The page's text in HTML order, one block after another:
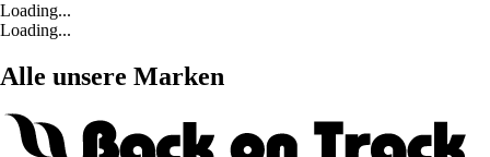
Loading...
Loading...
Alle unsere Marken